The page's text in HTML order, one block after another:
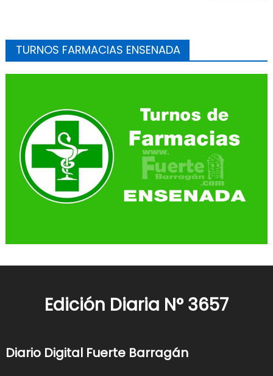
TURNOS FARMACIAS ENSENADA
Edición Diaria N° 3657
Diario Digital Fuerte Barragán